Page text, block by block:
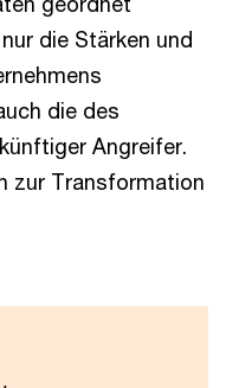
die Stärken und
die des
Angreifer.
zur Transformation